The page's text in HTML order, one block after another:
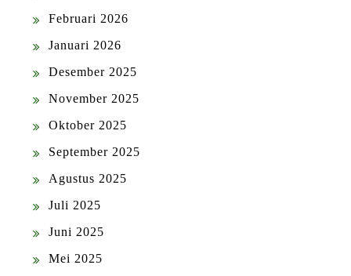
Februari 2026
Januari 2026
Desember 2025
November 2025
Oktober 2025
September 2025
Agustus 2025
Juli 2025
Juni 2025
Mei 2025